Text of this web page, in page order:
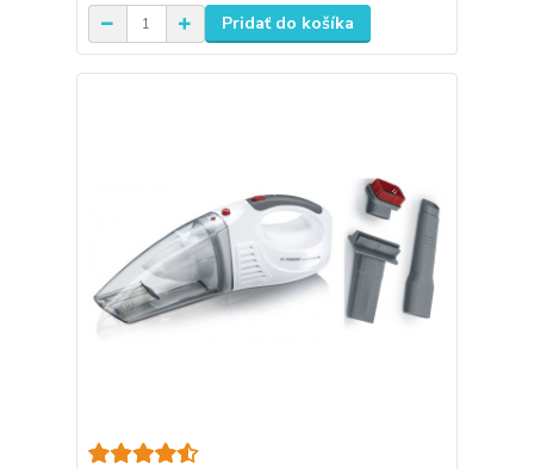
Pridať do košíka